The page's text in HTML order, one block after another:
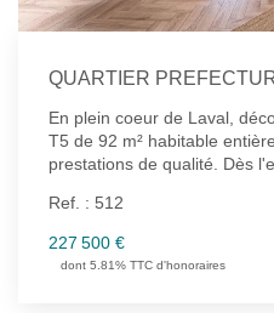
En plein coeur de Laval,
T5 de 92 m² habitable entièrement rénové avec des
prestations de qualité. Dès l'entrée, vous serez séduit par
cuisine aménagée et
espace de vie convivial et fonctionnel. A
trouverez un espace nuit se
desservant trois chambres,
Ref. : 512
227 500 €
dont 5.81% TTC d'honoraires